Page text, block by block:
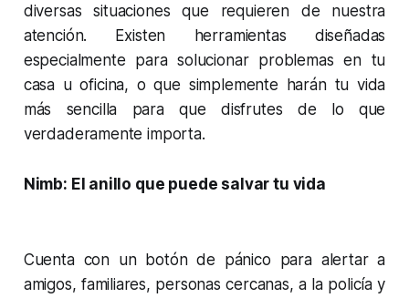
diversas situaciones que requieren de nuestra
atención. Existen herramientas diseñadas
especialmente para solucionar problemas en tu
casa u oficina, o que simplemente harán tu vida
más sencilla para que disfrutes de lo que
verdaderamente importa.
Nimb: El anillo que puede salvar tu vida
Cuenta con un botón de pánico para alertar a
amigos, familiares, personas cercanas, a la policía y